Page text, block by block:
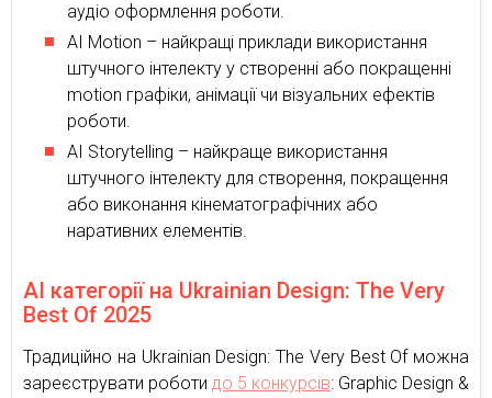
аудіо оформлення роботи.
AI Motion – найкращі приклади використання
штучного інтелекту у створенні або покращенні
motion графіки, анімації чи візуальних ефектів
роботи.
AI Storytelling – найкраще використання
штучного інтелекту для створення, покращення
або виконання кінематографічних або
наративних елементів.
AI категорії на Ukrainian Design: The Very
Best Of 2025
Традиційно на Ukrainian Design: The Very Best Of можна
зареєструвати роботи до 5 конкурсів: Graphic Design &